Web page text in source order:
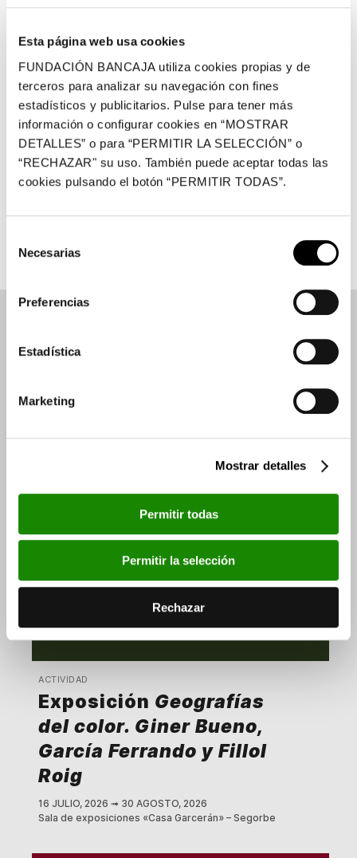
Esta página web usa cookies
FUNDACIÓN BANCAJA utiliza cookies propias y de
terceros para analizar su navegación con fines
estadísticos y publicitarios. Pulse para tener más
información o configurar cookies en “MOSTRAR
DETALLES” o para “PERMITIR LA SELECCIÓN” o
“RECHAZAR" su uso. También puede aceptar todas las
cookies pulsando el botón “PERMITIR TODAS”.
Necesarias
Preferencias
Estadística
Marketing
Mostrar detalles
Permitir todas
Permitir la selección
Rechazar
Los diferentes programas abordarán temáticas
sostenibilidad; el suicidio y la salud mental durante la
adolescencia; las comunidades energéticas; la
investigación científica; las rutas naturales del Alto
Palancia; la formación en empresas; o un repaso a la
historia del siglo XIX a través del cine.
Además de escucharlos en directo, los episodios
estarán disponibles en la plataforma de Podcasts
IVOOX.
ACTIVIDAD
Exposición Geografías
del color. Giner Bueno,
García Ferrando y Fillol
Roig
16 JULIO, 2026 ➟ 30 AGOSTO, 2026
Sala de exposiciones «Casa Garcerán» – Segorbe